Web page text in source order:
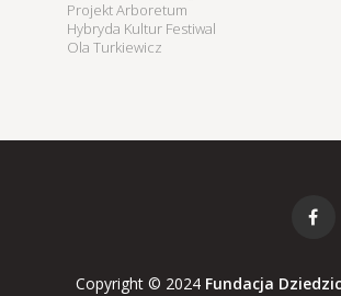
Projekt Arboretum
Hybryda Kultur Festiwal
Ola Turkiewicz
Copyright © 2024 Fundacja